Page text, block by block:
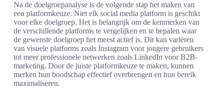
Na de doelgroepanalyse is de volgende stap het maken van
een platformkeuze. Niet elk social media platform is geschikt
voor elke doelgroep. Het is belangrijk om de kenmerken van
de verschillende platforms te vergelijken en te bepalen waar
de gewenste doelgroep het meest actief is. Dit kan variëren
van visuele platforms zoals Instagram voor jongere gebruikers
tot meer professionele netwerken zoals LinkedIn voor B2B-
marketing. Door de juiste platformkeuze te maken, kunnen
merken hun boodschap effectief overbrengen en hun bereik
maximaliseren.